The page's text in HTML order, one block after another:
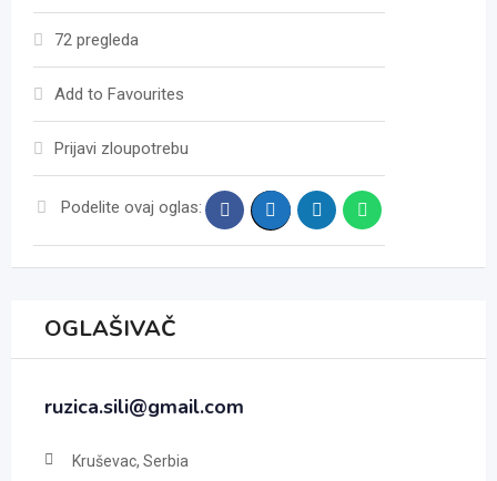
72 pregleda
Add to Favourites
Prijavi zloupotrebu
Podelite ovaj oglas:
OGLAŠIVAČ
ruzica.sili@gmail.com
Kruševac, Serbia